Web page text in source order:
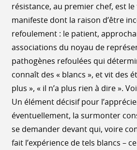
résistance, au premier chef, est
manifeste dont la raison d’être
refoulement : le patient,
associations du noyau de
pathogènes refoulées qui
connaît des « blancs », et vit des
plus », « il n’a plus rien à dire ».
Un élément décisif pour
éventuellement, la surmonter
se demander devant qui, voire
fait l’expérience de tels blancs –